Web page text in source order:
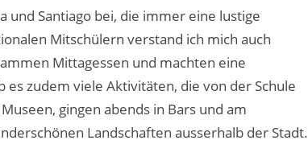
und Santiago bei, die immer eine lustige
Mitschülern verstand ich mich auch
Mittagessen und machten eine
zudem viele Aktivitäten, die von der Schule
gingen abends in Bars und am
Landschaften ausserhalb der Stadt.